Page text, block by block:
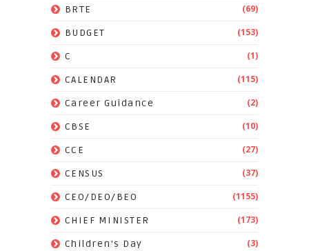
BRTE (69)
BUDGET (153)
C (1)
CALENDAR (115)
Career Guidance (2)
CBSE (10)
CCE (27)
CENSUS (37)
CEO/DEO/BEO (1155)
CHIEF MINISTER (173)
Children's Day (3)